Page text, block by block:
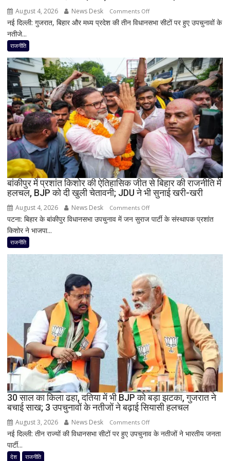
की
भूमिका
August 4, 2026 News Desk Comments Offon
2
गुजरात
में
जीत…
उपचुनाव
नतीजों
पर
BJP
अध्यक्ष
नितिन
नवीन
का
पहला
आत्ममंथन
नई दिल्ली: गुजरात, बिहार और मध्य प्रदेश की तीन विधानसभा सीटों पर हुए उपचुनावों के
नतीजे...
राजनीति
बांकीपुर में प्रशांत किशोर की ऐतिहासिक जीत से बिहार की राजनीति में
हलचल, BJP को दी खुली चेतावनी; JDU ने भी सुनाई खरी-खरी
August 4, 2026 News Desk Comments Offon
बांकीपुर
किशोर
ऐतिहासिक
जीत
से
बिहार
की
राजनीति
में
हलचल,
BJP
को
दी
खुली
चेतावनी;
JDU
ने
पटना: बिहार के बांकीपुर विधानसभा उपचुनाव में जन सुराज पार्टी के संस्थापक प्रशांत
किशोर ने भाजपा...
राजनीति
30 साल का किला ढहा, दतिया में भी BJP को बड़ा झटका, गुजरात ने
बचाई साख; 3 उपचुनावों के नतीजों ने बढ़ाई सियासी हलचल
August 3, 2026 News Desk Comments Offon
30
नई दिल्ली: तीन राज्यों की विधानसभा सीटों पर हुए उपचुनाव के नतीजों ने भारतीय जनता
पार्टी...
देश राजनीति